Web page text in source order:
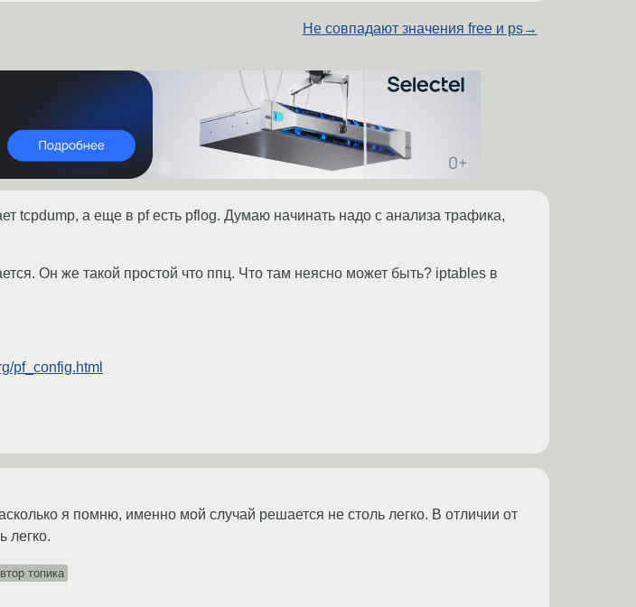
Не совпадают значения free и ps→
tcpdump, а еще в pf есть pflog. Думаю начинать надо с анализа трафика,
Он же такой простой что ппц. Что там неясно может быть? iptables в
pf_config.html
я помню, именно мой случай решается не столь легко. В отличии от
легко.
топика